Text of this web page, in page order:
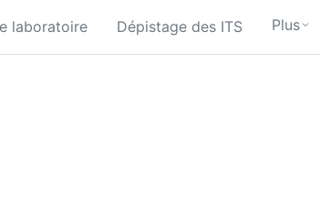
laboratoire Dépistage des ITS Plus